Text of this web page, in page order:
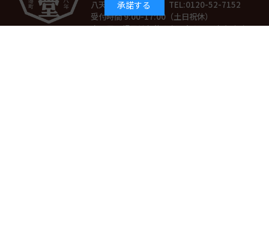
八天堂お客様相談室 TEL:0120-52-7152
受付時間 9:00-17:00（土日祝休）
土・日・祝日はお休みをいただいております。
承諾する